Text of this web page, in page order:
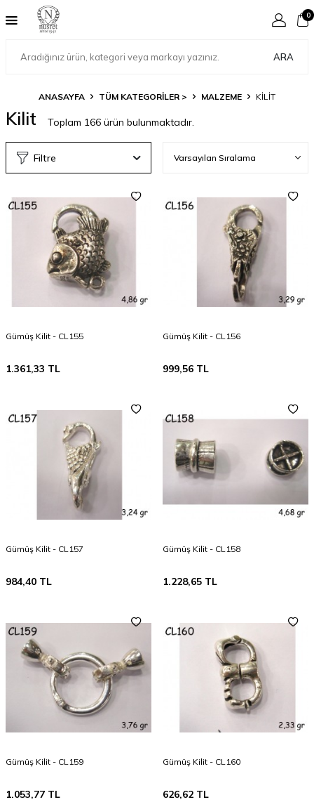
ARA
0
ANASAYFA TÜM KATEGORİLER > MALZEME KILIT
Kilit Toplam 166 ürün bulunmaktadır.
Filtre
Gümüş Kilit - CL155
1.361,33 TL
Gümüş Kilit - CL156
999,56 TL
Gümüş Kilit - CL157
984,40 TL
Gümüş Kilit - CL158
1.228,65 TL
Gümüş Kilit - CL159
1.053,77 TL
Gümüş Kilit - CL160
626,62 TL